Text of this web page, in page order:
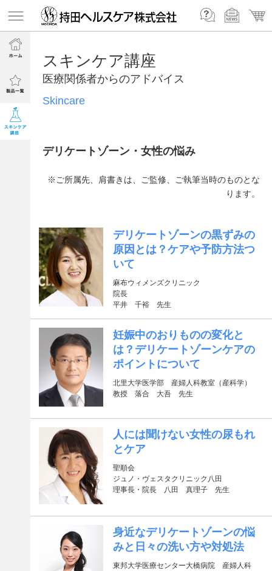
スキンケア講座
医療関係者からのアドバイス
Skincare
デリケートゾーン・女性の悩み
※ご所属先、肩書きは、ご監修、ご執筆当時のものとな
ります。
デリケートゾーンの黒ずみの
原因とは？ケアや予防方法つ
いて
麻布ウィメンズクリニック
院長
平井 千裕 先生
妊娠中のおりものの変化と
は？デリケートゾーンケアの
ポイントについて
北里大学医学部 産婦人科教室（産科学）
教授 落合 大吾 先生
人には聞けない女性の尿もれ
とケア
聖順会
ジュノ・ヴェスタクリニック八田
理事長・院長 八田 真理子 先生
身近なデリケートゾーンの悩
みと日々の洗い方や対処法
東邦大学医療センター大橋病院 産婦人科